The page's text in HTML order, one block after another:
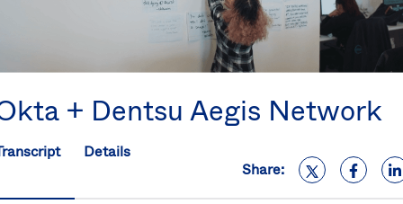
+ Dentsu Aegis Network
Details
Share: